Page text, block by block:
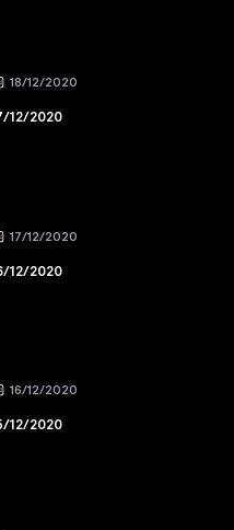
18/12/2020
12/2020
17/12/2020
12/2020
16/12/2020
12/2020